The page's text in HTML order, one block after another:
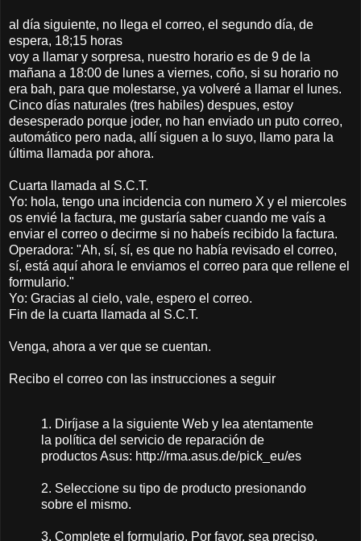
al día siguiente, no llega el correo, el segundo día, de
espera, 18;15 horas
voy a llamar y sorpresa, nuestro horario es de 9 de la
mañana a 18:00 de lunes a viernes, coño, si su horario no
era bah, para que molestarse, ya volveré a llamar el lunes.
Cinco días naturales (tres habiles) despues, estoy
desesperado porque joder, no han enviado un puto correo,
automático pero nada, allí siguen a lo suyo, llamo para la
última llamada por ahora.
Cuarta llamada al S.C.T.
Yo: hola, tengo una incidencia con numero X y el miercoles
os envié la factura, me gustaría saber cuando me vaís a
enviar el correo o decirme si no habeís recibido la factura.
Operadora: "Ah, sí, sí, es que no había revisado el correo,
sí, está aquí ahora le enviamos el correo para que rellene el
formulario."
Yo: Gracias al cielo, vale, espero el correo.
Fin de la cuarta llamada al S.C.T.
Venga, ahora a ver que se cuentan.
Recibo el correo con las instrucciones a seguir
1. Diríjase a la siguiente Web y lea atentamente
la política del servicio de reparación de
productos Asus: http://rma.asus.de/pick_eu/es
2. Seleccione su tipo de producto presionando
sobre el mismo.
3. Complete el formulario. Por favor, sea preciso.